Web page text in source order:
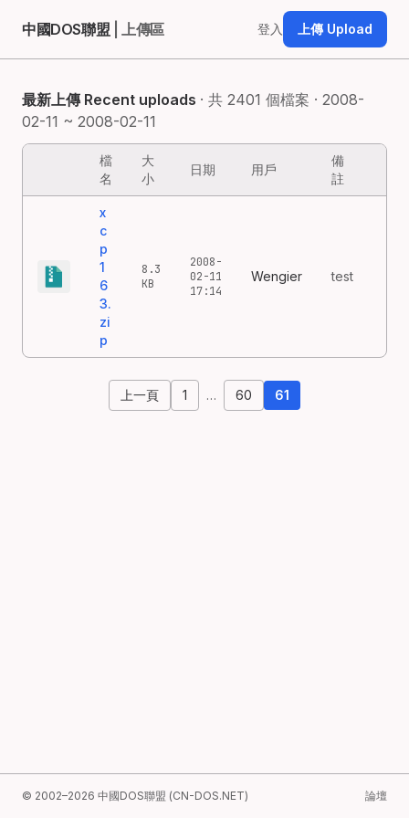
中國DOS聯盟 | 上傳區 登入 上傳 Upload
最新上傳 Recent uploads · 共 2401 個檔案 · 2008-
02-11 ~ 2008-02-11
檔
名
大
小
日期 用戶
備
註
x
c
p
1
6
3.
zi
p
8.3
KB
2008-
02-11
17:14
Wengier test
上一頁 1 … 60 61
© 2002–2026 中國DOS聯盟 (CN-DOS.NET) 論壇